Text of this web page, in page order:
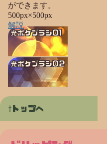
ができます。
500px×500px
解説
光ボケブラシ01
光ボケブラシ02
トップへ